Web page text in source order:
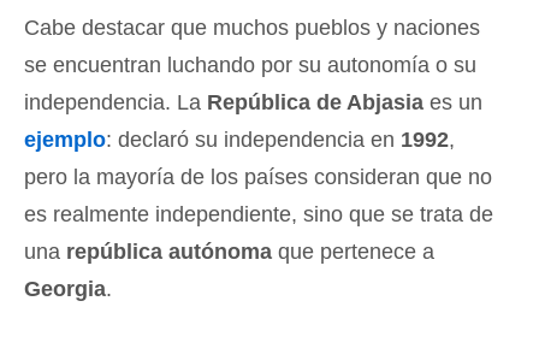
Cabe destacar que muchos pueblos y naciones
se encuentran luchando por su autonomía o su
independencia. La República de Abjasia es un
ejemplo: declaró su independencia en 1992,
pero la mayoría de los países consideran que no
es realmente independiente, sino que se trata de
una república autónoma que pertenece a
Georgia.